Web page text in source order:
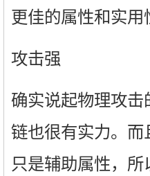
更佳的属性和实用
攻击强
确实说起物理攻
链也很有实力。
只是辅助属性，